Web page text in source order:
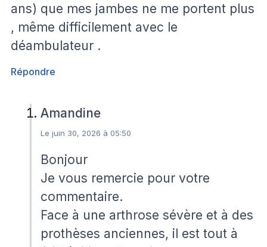
ans) que mes jambes ne me portent plus
, même difficilement avec le
déambulateur .
Répondre
Amandine
Le juin 30, 2026 à 05:50
Bonjour
Je vous remercie pour votre
commentaire.
Face à une arthrose sévère et à des
prothèses anciennes, il est tout à